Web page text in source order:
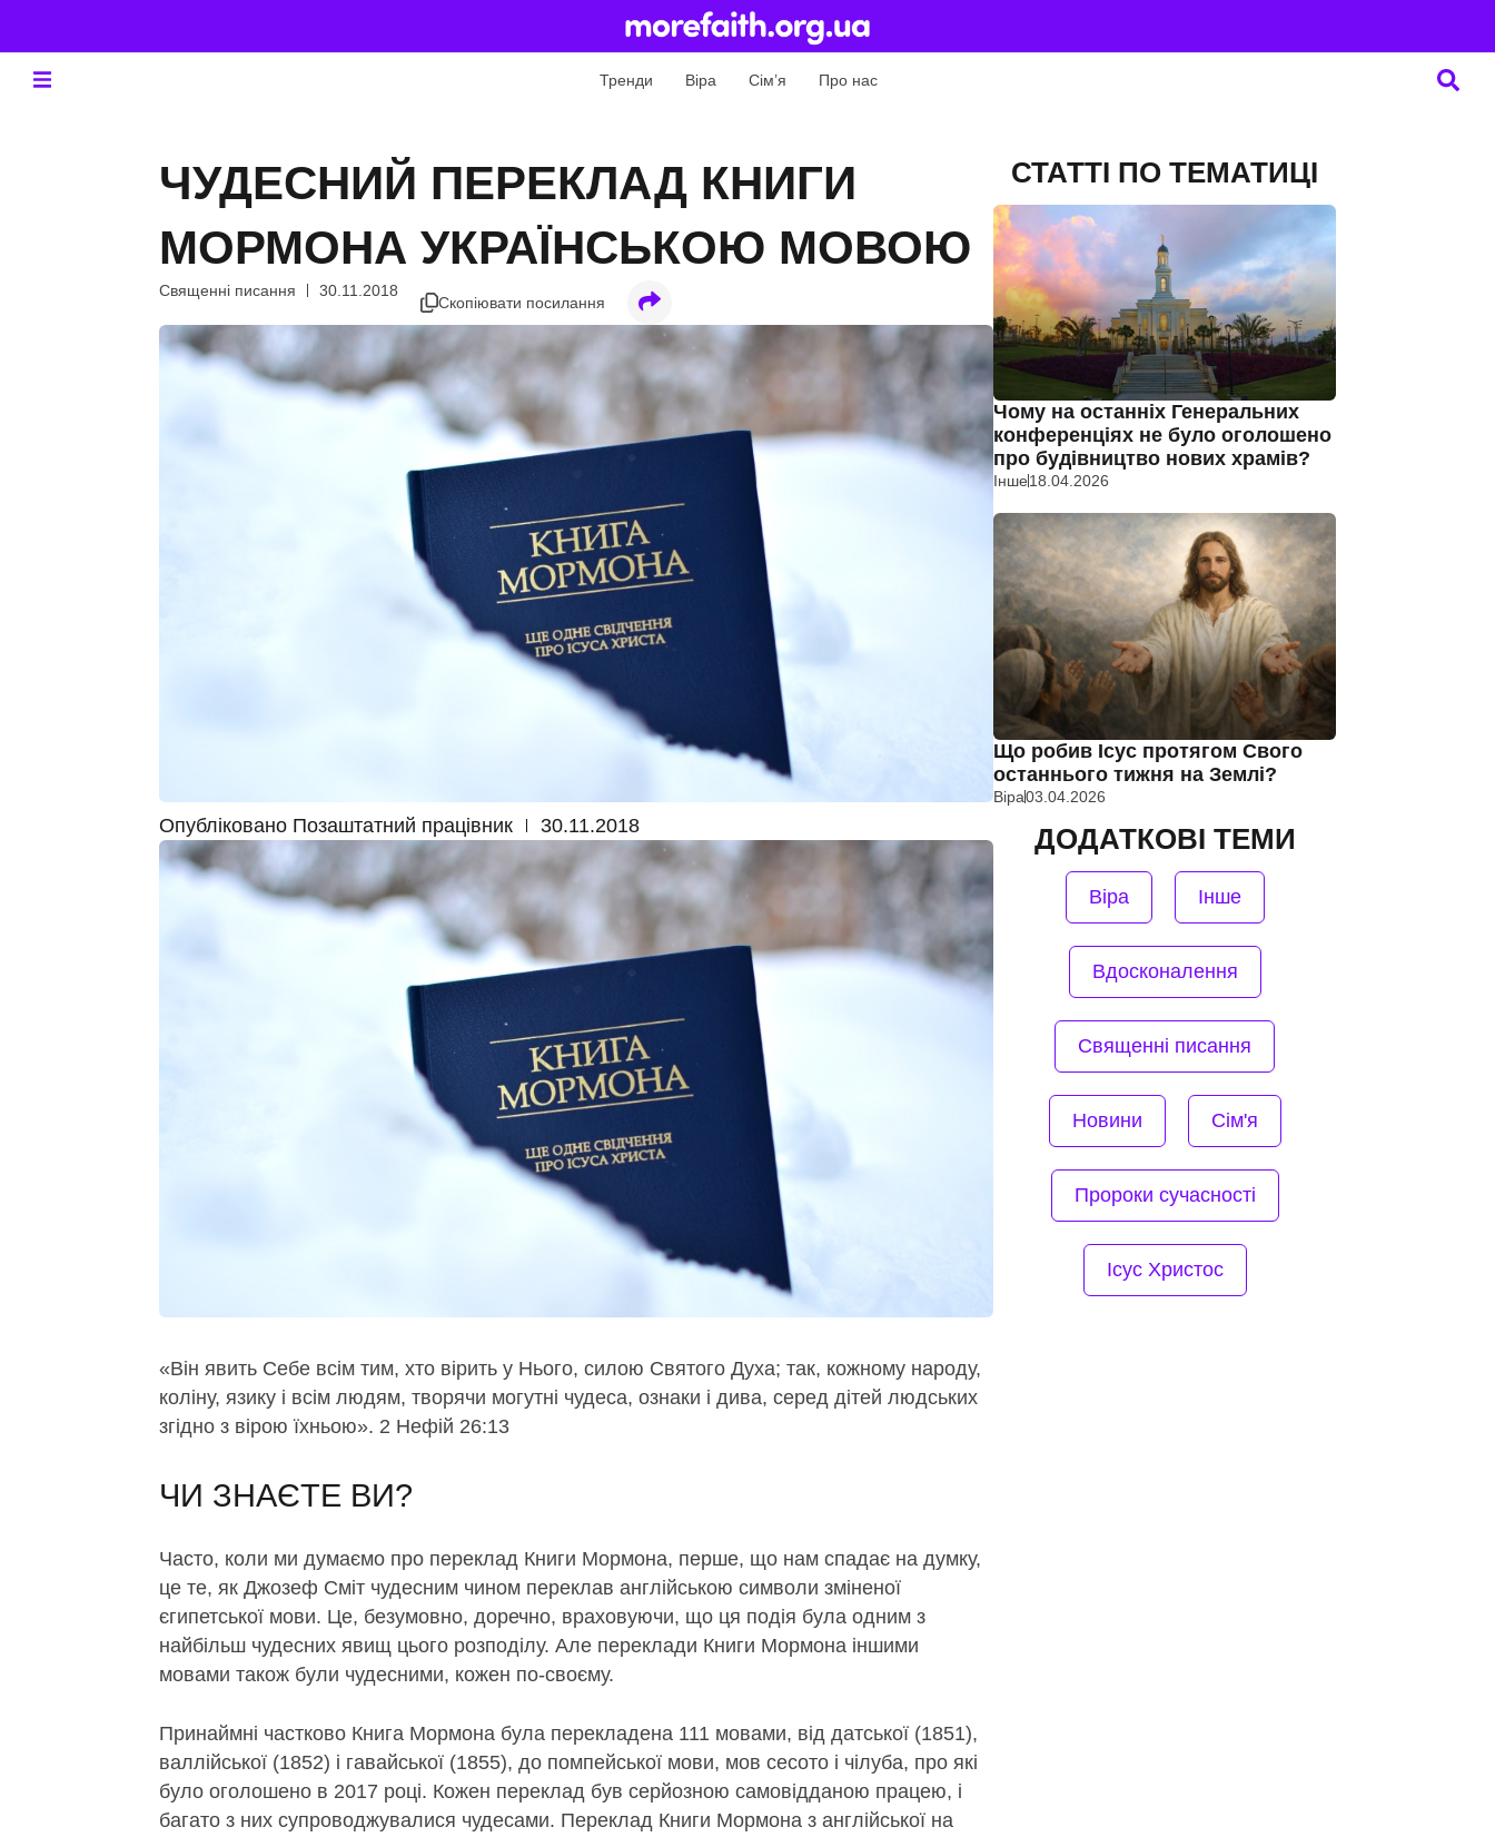
Тренди Віра Сім’я Про нас
ЧУДЕСНИЙ ПЕРЕКЛАД КНИГИ
МОРМОНА УКРАЇНСЬКОЮ МОВОЮ
Священні писання 30.11.2018
Скопіювати посилання
Опубліковано Позаштатний працівник 30.11.2018
«Він явить Себе всім тим, хто вірить у Нього, силою Святого Духа; так, кожному народу,
коліну, язику і всім людям, творячи могутні чудеса, ознаки і дива, серед дітей людських
згідно з вірою їхньою». 2 Нефій 26:13
ЧИ ЗНАЄТЕ ВИ?
Часто, коли ми думаємо про переклад Книги Мормона, перше, що нам спадає на думку,
це те, як Джозеф Сміт чудесним чином переклав англійською символи зміненої
єгипетської мови. Це, безумовно, доречно, враховуючи, що ця подія була одним з
найбільш чудесних явищ цього розподілу. Але переклади Книги Мормона іншими
мовами також були чудесними, кожен по-своєму.
Принаймні частково Книга Мормона була перекладена 111 мовами, від датської (1851),
валлійської (1852) і гавайської (1855), до помпейської мови, мов сесото і чілуба, про які
було оголошено в 2017 році. Кожен переклад був серйозною самовідданою працею, і
багато з них супроводжувалися чудесами. Переклад Книги Мормона з англійської на
СТАТТІ ПО ТЕМАТИЦІ
Чому на останніх Генеральних
конференціях не було оголошено
про будівництво нових храмів?
Інше18.04.2026
Що робив Ісус протягом Свого
останнього тижня на Землі?
Віра03.04.2026
ДОДАТКОВІ ТЕМИ
Віра Інше
Вдосконалення
Священні писання
Новини Сім'я
Пророки сучасності
Ісус Христос